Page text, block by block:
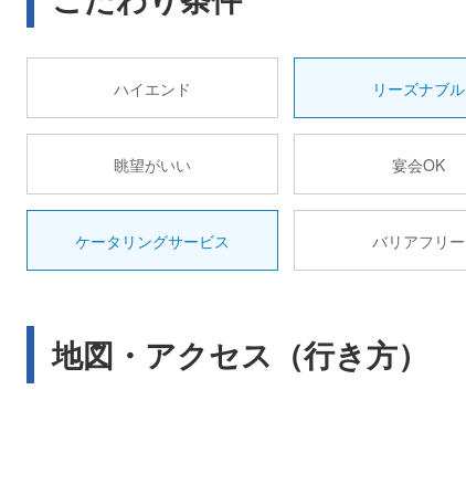
ハイエンド リーズナブル
眺望がいい 宴会OK
ケータリングサービス バリアフリー
地図・アクセス（行き方）